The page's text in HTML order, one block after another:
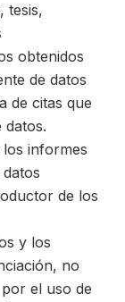
tesis,
obtenidos
de datos
de citas que
datos.
informes
de los
y los
no
el uso de